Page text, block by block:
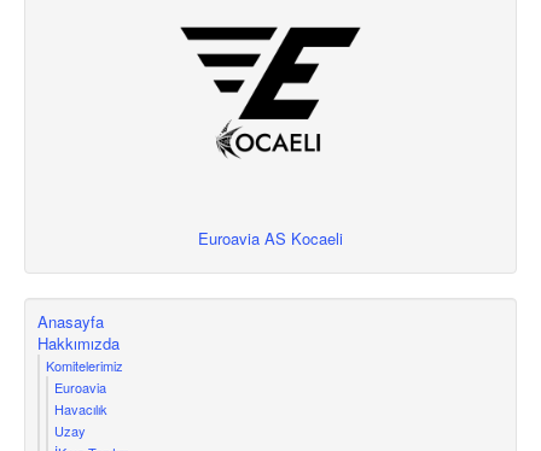
Euroavia AS Kocaeli
Anasayfa
Hakkımızda
Komitelerimiz
Euroavia
Havacılık
Uzay